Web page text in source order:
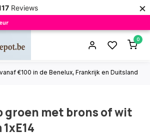
Reviews ×
0
€100 in de Benelux, Frankrijk en Duitsland
groen met brons of wit